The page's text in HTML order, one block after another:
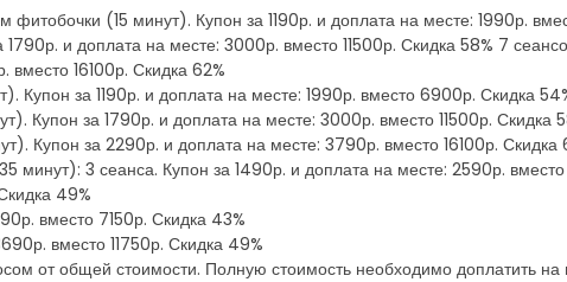
(15 минут). Купон за 1190р. и доплата на месте: 1990р.
и доплата на месте: 3000р. вместо 11500р. Скидка 58% 7
16100р. Скидка 62%
Купон за 1190р. и доплата на месте: 1990р. вместо 6900р. Скидка
Купон за 1790р. и доплата на месте: 3000р. вместо 11500р. Скидка
Купон за 2290р. и доплата на месте: 3790р. вместо 16100р. Скидка
3 сеанса. Купон за 1490р. и доплата на месте: 2590р. вместо
49%
вместо 7150р. Скидка 43%
вместо 11750р. Скидка 49%
от общей стоимости. Полную стоимость необходимо доплатить на